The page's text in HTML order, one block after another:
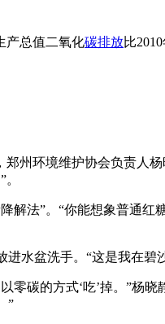
产总值二氧化碳排放比
州环境维护协会负责人
。
法”。“你能想象普通红
水盆洗手。“这是我在碧
碳的方式‘吃’掉。”杨
”